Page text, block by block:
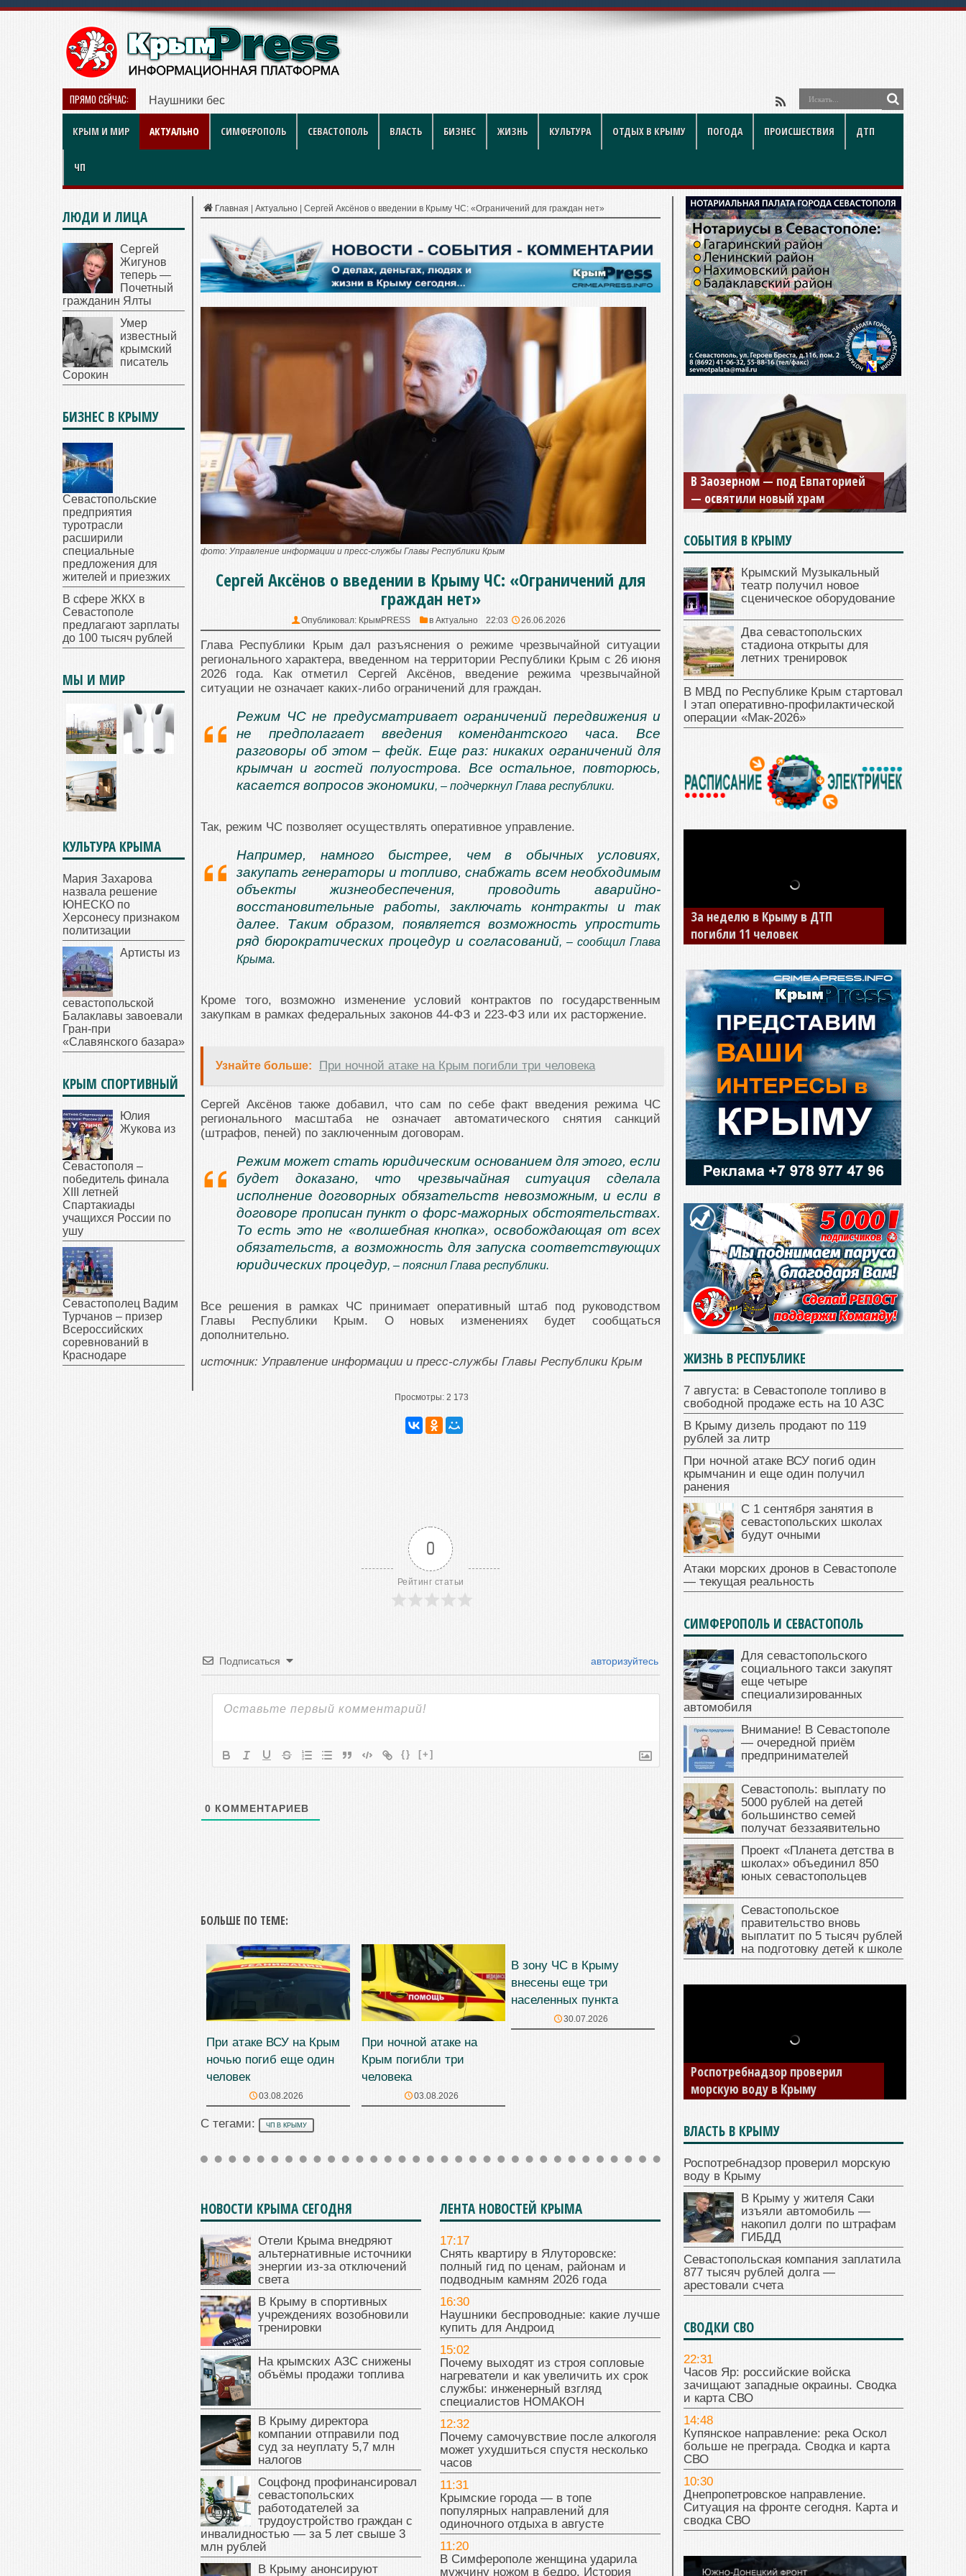
ПРЯМО СЕЙЧАС: Наушники беспроводные: какие лучше купить для Андроид
КРЫМ И МИР АКТУАЛЬНО СИМФЕРОПОЛЬ СЕВАСТОПОЛЬ ВЛАСТЬ БИЗНЕС ЖИЗНЬ КУЛЬТУРА ОТДЫХ В КРЫМУ ПОГОДА ПРОИСШЕСТВИЯ ДТП
ЧП
Главная Актуально Сергей Аксёнов о введении в Крыму ЧС: «Ограничений для граждан нет»
фото: Управление информации и пресс-службы Главы Республики Крым
Сергей Аксёнов о введении в Крыму ЧС: «Ограничений для
граждан нет»
Опубликовал: КрымPRESS в Актуально 22:03 26.06.2026
Глава Республики Крым дал разъяснения о режиме чрезвычайной ситуации
регионального характера, введенном на территории Республики Крым с 26 июня
2026 года. Как отметил Сергей Аксёнов, введение режима чрезвычайной
ситуации не означает каких-либо ограничений для граждан.
Режим ЧС не предусматривает ограничений передвижения и
не предполагает введения комендантского часа. Все
разговоры об этом – фейк. Еще раз: никаких ограничений для
крымчан и гостей полуострова. Все остальное, повторюсь,
касается вопросов экономики, – подчеркнул Глава республики.
Так, режим ЧС позволяет осуществлять оперативное управление.
Например, намного быстрее, чем в обычных условиях,
закупать генераторы и топливо, снабжать всем необходимым
объекты жизнеобеспечения, проводить аварийно-
восстановительные работы, заключать контракты и так
далее. Таким образом, появляется возможность упростить
ряд бюрократических процедур и согласований, – сообщил Глава
Крыма.
Кроме того, возможно изменение условий контрактов по государственным
закупкам в рамках федеральных законов 44-ФЗ и 223-ФЗ или их расторжение.
Узнайте больше: При ночной атаке на Крым погибли три человека
Сергей Аксёнов также добавил, что сам по себе факт введения режима ЧС
регионального масштаба не означает автоматического снятия санкций
(штрафов, пеней) по заключенным договорам.
Режим может стать юридическим основанием для этого, если
будет доказано, что чрезвычайная ситуация сделала
исполнение договорных обязательств невозможным, и если в
договоре прописан пункт о форс-мажорных обстоятельствах.
То есть это не «волшебная кнопка», освобождающая от всех
обязательств, а возможность для запуска соответствующих
юридических процедур, – пояснил Глава республики.
Все решения в рамках ЧС принимает оперативный штаб под руководством
Главы Республики Крым. О новых изменениях будет сообщаться
дополнительно.
источник: Управление информации и пресс-службы Главы Республики Крым
Просмотры: 2 173
0
Рейтинг статьи
Подписаться авторизуйтесь
{} [+]
0 КОММЕНТАРИЕВ
БОЛЬШЕ ПО ТЕМЕ:
При атаке ВСУ на Крым
ночью погиб еще один
человек
03.08.2026
При ночной атаке на
Крым погибли три
человека
03.08.2026
В зону ЧС в Крыму
внесены еще три
населенных пункта
30.07.2026
С тегами: ЧП В КРЫМУ
НОВОСТИ КРЫМА СЕГОДНЯ
Отели Крыма внедряют
альтернативные источники
энергии из-за отключений
света
В Крыму в спортивных
учреждениях возобновили
тренировки
На крымских АЗС снижены
объёмы продажи топлива
В Крыму директора
компании отправили под
суд за неуплату 5,7 млн
налогов
Соцфонд профинансировал
севастопольских
работодателей за
трудоустройство граждан с
инвалидностью — за 5 лет свыше 3
млн рублей
В Крыму анонсируют
ЛЕНТА НОВОСТЕЙ КРЫМА
17:17
Снять квартиру в Ялуторовске:
полный гид по ценам, районам и
подводным камням 2026 года
16:30
Наушники беспроводные: какие лучше
купить для Андроид
15:02
Почему выходят из строя сопловые
нагреватели и как увеличить их срок
службы: инженерный взгляд
специалистов НОМАКОН
12:32
Почему самочувствие после алкоголя
может ухудшиться спустя несколько
часов
11:31
Крымские города — в топе
популярных направлений для
одиночного отдыха в августе
11:20
В Симферополе женщина ударила
мужчину ножом в бедро. История
ЛЮДИ И ЛИЦА
Сергей
Жигунов
теперь —
Почетный
гражданин Ялты
Умер
известный
крымский
писатель
Сорокин
БИЗНЕС В КРЫМУ
Севастопольские
предприятия
туротрасли
расширили
специальные
предложения для
жителей и приезжих
В сфере ЖКХ в
Севастополе
предлагают зарплаты
до 100 тысяч рублей
МЫ И МИР
КУЛЬТУРА КРЫМА
Мария Захарова
назвала решение
ЮНЕСКО по
Херсонесу признаком
политизации
Артисты из
севастопольской
Балаклавы завоевали
Гран-при
«Славянского базара»
КРЫМ СПОРТИВНЫЙ
Юлия
Жукова из
Севастополя –
победитель финала
XIII летней
Спартакиады
учащихся России по
ушу
Севастополец Вадим
Турчанов – призер
Всероссийских
соревнований в
Краснодаре
В Заозерном — под Евпаторией
— освятили новый храм
СОБЫТИЯ В КРЫМУ
Крымский Музыкальный
театр получил новое
сценическое оборудование
Два севастопольских
стадиона открыты для
летних тренировок
В МВД по Республике Крым стартовал
I этап оперативно‑профилактической
операции «Мак‑2026»
За неделю в Крыму в ДТП
погибли 11 человек
ЖИЗНЬ В РЕСПУБЛИКЕ
7 августа: в Севастополе топливо в
свободной продаже есть на 10 АЗС
В Крыму дизель продают по 119
рублей за литр
При ночной атаке ВСУ погиб один
крымчанин и еще один получил
ранения
С 1 сентября занятия в
севастопольских школах
будут очными
Атаки морских дронов в Севастополе
— текущая реальность
СИМФЕРОПОЛЬ И СЕВАСТОПОЛЬ
Для севастопольского
социального такси закупят
еще четыре
специализированных
автомобиля
Внимание! В Севастополе
— очередной приём
предпринимателей
Севастополь: выплату по
5000 рублей на детей
большинство семей
получат беззаявительно
Проект «Планета детства в
школах» объединил 850
юных севастопольцев
Севастопольское
правительство вновь
выплатит по 5 тысяч рублей
на подготовку детей к школе
Роспотребнадзор проверил
морскую воду в Крыму
ВЛАСТЬ В КРЫМУ
Роспотребнадзор проверил морскую
воду в Крыму
В Крыму у жителя Саки
изъяли автомобиль —
накопил долги по штрафам
ГИБДД
Севастопольская компания заплатила
877 тысяч рублей долга —
арестовали счета
СВОДКИ СВО
22:31
Часов Яр: российские войска
зачищают западные окраины. Сводка
и карта СВО
14:48
Купянское направление: река Оскол
больше не преграда. Сводка и карта
СВО
10:30
Днепропетровское направление.
Ситуация на фронте сегодня. Карта и
сводка СВО